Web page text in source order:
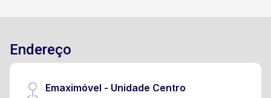
Endereço
Emaximóvel - Unidade Centro